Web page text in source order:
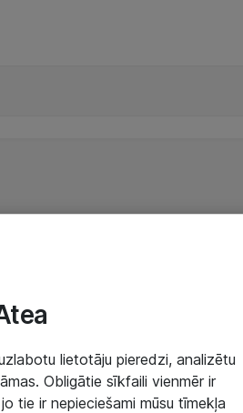
lietotāju pieredzi, analizētu
Obligātie sīkfaili vienmēr ir
tie ir nepieciešami mūsu tīmekļa